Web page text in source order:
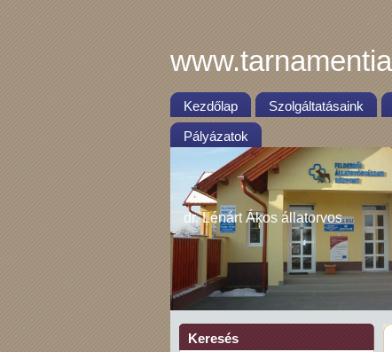
Kezdőlap Szolgáltatásaink
Pályázatok
dr. Lénárt Ákos állatorvos
Keresés